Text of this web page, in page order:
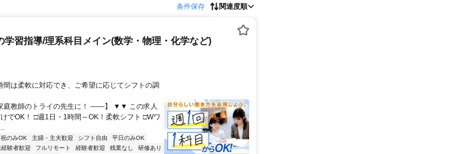
条件保存 関連度順
学習指導/理系科目メイン(数学・物理・化学など)
は柔軟に対応でき、ご希望に応じてシフトの調
庭教師のトライの先生に！ ――】 ▼▼ この求人
でOK！ □週1日・1時間～OK！柔軟シフト □Wワ
のみOK 主婦・主夫歓迎 シフト自由
平日のみOK
経験者歓迎 フルリモート 経験者歓迎 残業なし
研修あり